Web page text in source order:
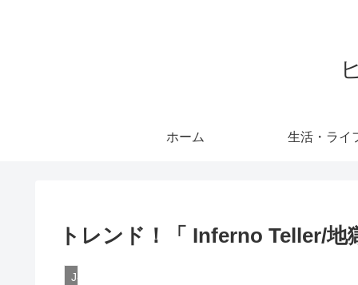
ホーム 生活・ライ
トレンド！「 Inferno Teller/
J-POP